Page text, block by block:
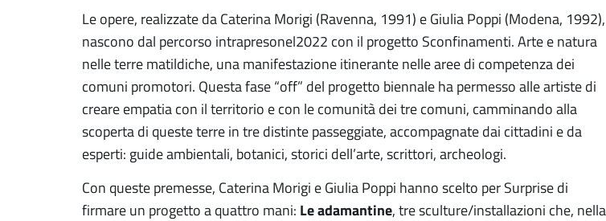
Le opere, realizzate da Caterina Morigi (Ravenna, 1991) e Giulia Poppi (Modena, 1992),
nascono dal percorso intrapresonel2022 con il progetto Sconfinamenti. Arte e natura
nelle terre matildiche, una manifestazione itinerante nelle aree di competenza dei
comuni promotori. Questa fase “off” del progetto biennale ha permesso alle artiste di
creare empatia con il territorio e con le comunità dei tre comuni, camminando alla
scoperta di queste terre in tre distinte passeggiate, accompagnate dai cittadini e da
esperti: guide ambientali, botanici, storici dell’arte, scrittori, archeologi.
Con queste premesse, Caterina Morigi e Giulia Poppi hanno scelto per Surprise di
firmare un progetto a quattro mani: Le adamantine, tre sculture/installazioni che, nella